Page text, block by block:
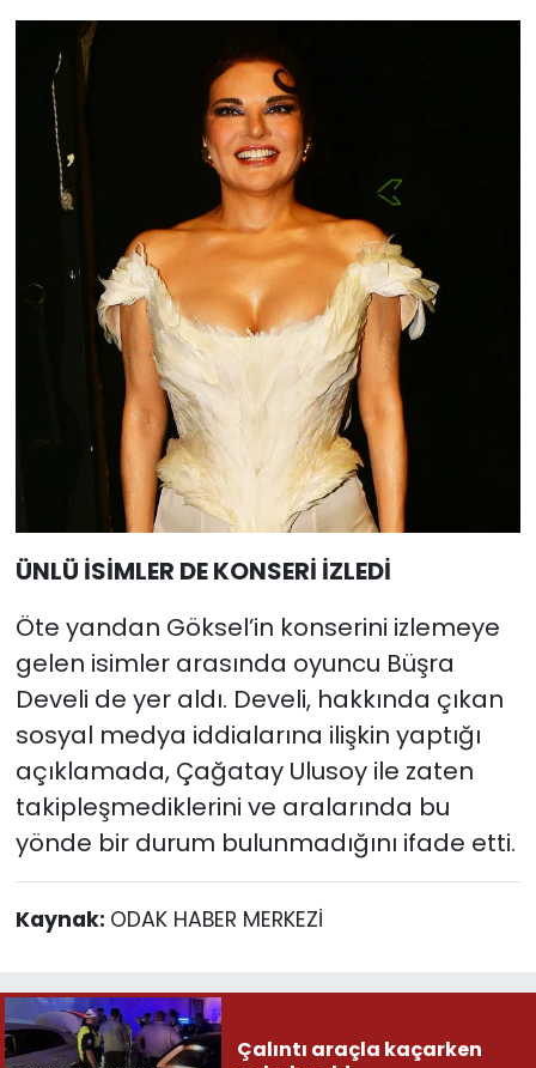
ÜNLÜ İSİMLER DE KONSERİ İZLEDİ
Öte yandan Göksel’in konserini izlemeye
gelen isimler arasında oyuncu Büşra
Develi de yer aldı. Develi, hakkında çıkan
sosyal medya iddialarına ilişkin yaptığı
açıklamada, Çağatay Ulusoy ile zaten
takipleşmediklerini ve aralarında bu
yönde bir durum bulunmadığını ifade etti.
Kaynak: ODAK HABER MERKEZİ
Çalıntı araçla kaçarken